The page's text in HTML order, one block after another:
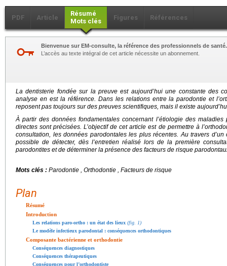
PDF Article
Résumé
Mots clés
Figures Références
Bienvenue sur EM-consulte, la référence des professionnels de santé.
L’accès au texte intégral de cet article nécessite un abonnement.
La dentisterie fondée sur la preuve est aujourd’hui une constante des
analyse en est la référence. Dans les relations entre la parodontie et
reposent pas toujours sur des preuves scientifiques, mais il existe
À partir des données fondamentales concernant l’étiologie des
directes sont précisées. L’objectif de cet article est de permettre à
consultation, les données parodontales les plus récentes. Au travers
possible de détecter, dès l’entretien réalisé lors de la première
parodontites et de déterminer la présence des facteurs de risque
Mots clés : Parodontie , Orthodontie , Facteurs de risque
Plan
Résumé
Introduction
Les relations paro-ortho : un état des lieux (fig. 1)
Le modèle infectieux parodontal : conséquences orthodontiques
Composante bactérienne et orthodontie
Conséquences diagnostiques
Conséquences thérapeutiques
Conséquences pour l’orthodontiste